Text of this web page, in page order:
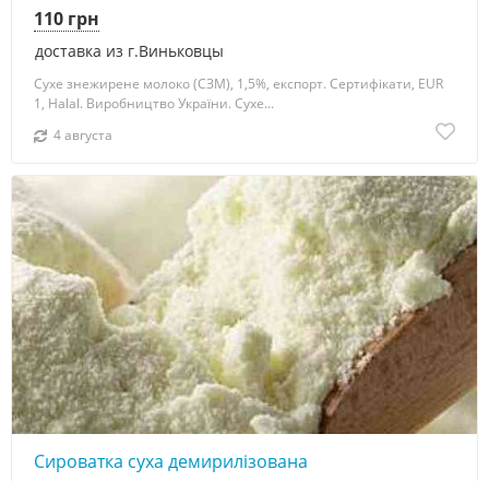
доставка из г.Виньковцы
110 грн
Сухе знежирене молоко (СЗМ), 1,5%, експорт. Сертифікати, EUR
1, Halal. Виробництво України. Сухе...
4 августа
Сироватка суха демирилізована